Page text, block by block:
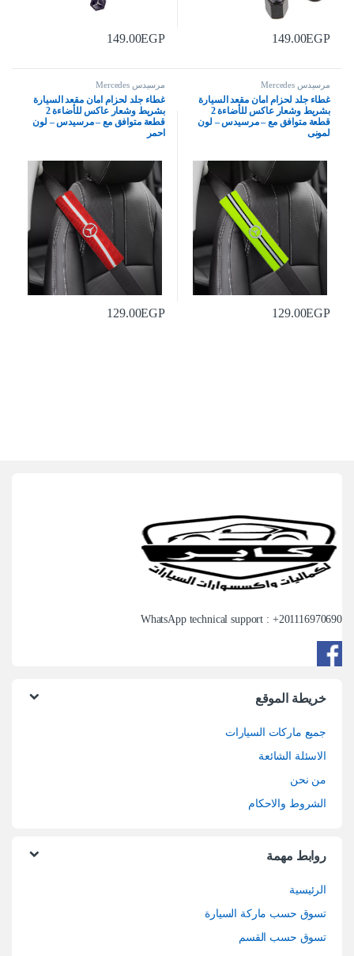
149.00EGP
149.00EGP
مرسيدس Mercedes
غطاء جلد لحزام امان مقعد السيارة
بشريط وشعار عاكس للأضاءة 2
قطعة متوافق مع – مرسيدس – لون
لمونى
129.00EGP
مرسيدس Mercedes
غطاء جلد لحزام امان مقعد السيارة
بشريط وشعار عاكس للأضاءة 2
قطعة متوافق مع – مرسيدس – لون
احمر
129.00EGP
WhatsApp technical support : +201116970690
خريطة الموقع
جميع ماركات السيارات
الاسئلة الشائعة
من نحن
الشروط والاحكام
روابط مهمة
الرئيسية
تسوق حسب ماركة السيارة
تسوق حسب القسم